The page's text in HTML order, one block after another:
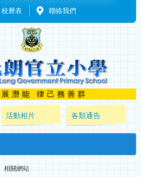
校曆表 聯絡我們
潛能 律己務善群
活動相片 各類通告
相關網站